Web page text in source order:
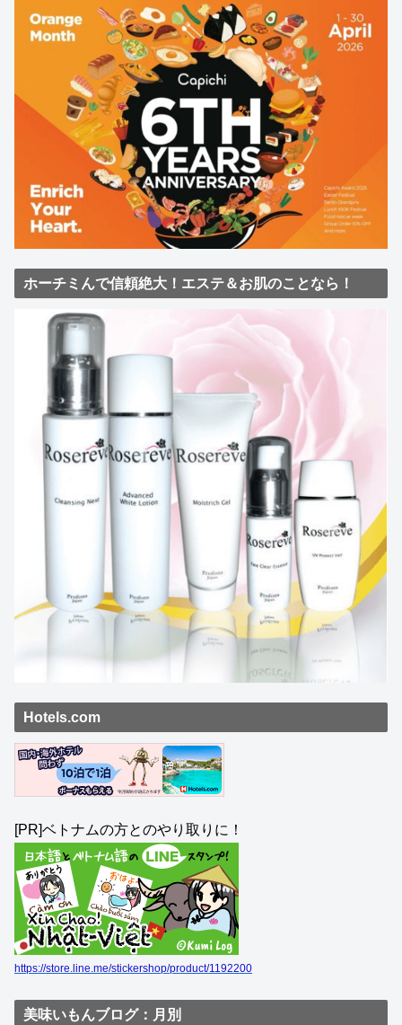
ホーチミんで信頼絶大！エステ＆お肌のことなら！
Hotels.com
[PR]ベトナムの方とのやり取りに！
https://store.line.me/stickershop/product/1192200
美味いもんブログ：月別